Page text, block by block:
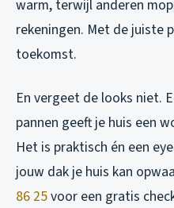
warm, terwijl anderen
rekeningen. Met de juiste
toekomst.
En vergeet de looks niet.
pannen geeft je huis een
Het is praktisch én een
jouw dak je huis kan
86 25voor een gratis